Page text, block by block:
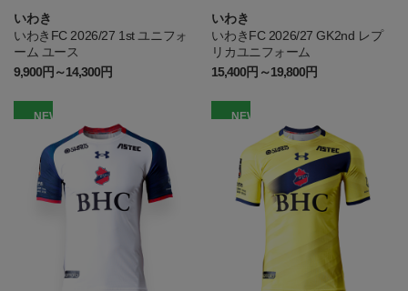
いわき
いわきFC 2026/27 1st ユニフォ
ーム ユース
9,900円～14,300円
いわき
いわきFC 2026/27 GK2nd レプ
リカユニフォーム
15,400円～19,800円
NEW NEW